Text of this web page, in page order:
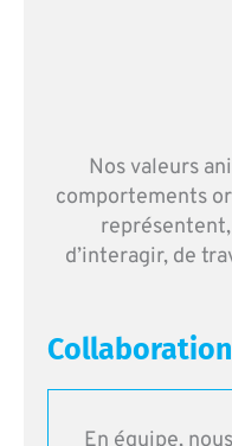
Nos valeurs
comportements
d’interagir, de
Collaboration